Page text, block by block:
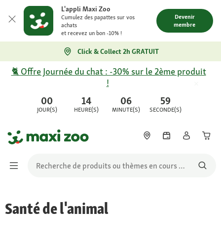
L'appli Maxi Zoo
Cumulez des papattes sur vos
achats
et recevez un bon -10% !
Devenir
membre
Click & Collect 2h GRATUIT
00
JOUR(S)
14
HEURE(S)
06
MINUTE(S)
59
SECONDE(S)
🐈 Offre Journée du chat : -30% sur le 2ème produit
!
Santé de l'animal